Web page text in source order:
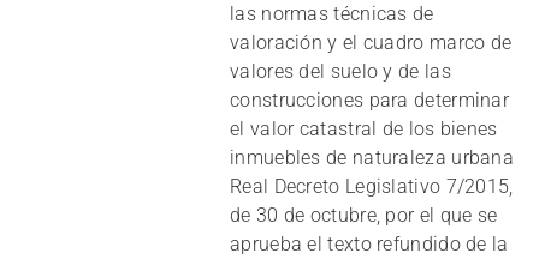
las normas técnicas de
valoración y el cuadro marco de
valores del suelo y de las
construcciones para determinar
el valor catastral de los bienes
inmuebles de naturaleza urbana
Real Decreto Legislativo 7/2015,
de 30 de octubre, por el que se
aprueba el texto refundido de la